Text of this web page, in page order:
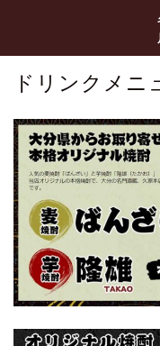
ドリンクメニ